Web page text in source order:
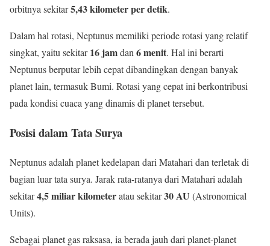
orbitnya sekitar5,43 kilometer per detik.
Dalam hal rotasi, Neptunus memiliki periode rotasi yang relatif
singkat, yaitu sekitar16 jamdan6 menit. Hal ini berarti
Neptunus berputar lebih cepat dibandingkan dengan banyak
planet lain, termasuk Bumi. Rotasi yang cepat ini berkontribusi
pada kondisi cuaca yang dinamis di planet tersebut.
Posisi dalam Tata Surya
Neptunus adalah planet kedelapan dari Matahari dan terletak di
bagian luar tata surya. Jarak rata-ratanya dari Matahari adalah
sekitar4,5 miliar kilometeratau sekitar30 AU (Astronomical
Units).
Sebagai planet gas raksasa, ia berada jauh dari planet-planet